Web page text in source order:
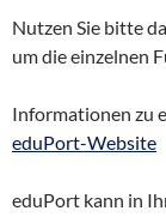
Nutzen Sie bitte
um die einzelnen
Informationen zu
eduPort-Website
eduPort kann in